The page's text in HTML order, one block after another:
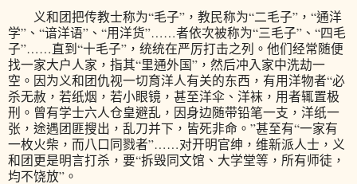
义和团把传教士称为“毛子”，教民称为“二毛子”，“通洋
学”、“谙洋语”、“用洋货”……者依次被称为“三毛子”、“四毛
子”……直到“十毛子”，统统在严厉打击之列。他们经常随便
找一家大户人家，指其“里通外国”，然后冲入家中洗劫一
空。因为义和团仇视一切育洋人有关的东西，有用洋物者“必
杀无赦，若纸烟，若小眼镜，甚至洋伞、洋袜，用者辄置极
刑。曾有学士六人仓皇避乱，因身边随带铅笔一支，洋纸一
张，途遇团匪搜出，乱刀并下，皆死非命。”甚至有“一家有
一枚火柴，而八口同戮者”……对开明官绅，维新派人士，义
和团更是明言打杀，要“拆毁同文馆、大学堂等，所有师徒，
均不饶放”。